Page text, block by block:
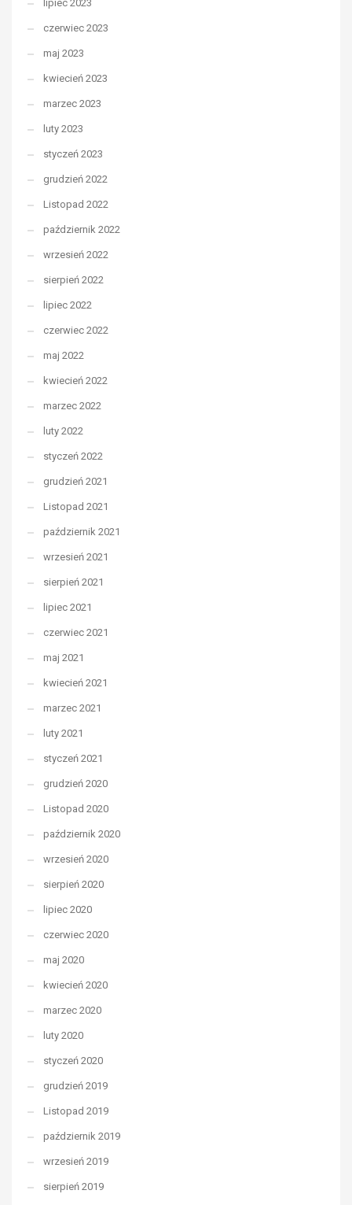
lipiec 2023
czerwiec 2023
maj 2023
kwiecień 2023
marzec 2023
luty 2023
styczeń 2023
grudzień 2022
Listopad 2022
październik 2022
wrzesień 2022
sierpień 2022
lipiec 2022
czerwiec 2022
maj 2022
kwiecień 2022
marzec 2022
luty 2022
styczeń 2022
grudzień 2021
Listopad 2021
październik 2021
wrzesień 2021
sierpień 2021
lipiec 2021
czerwiec 2021
maj 2021
kwiecień 2021
marzec 2021
luty 2021
styczeń 2021
grudzień 2020
Listopad 2020
październik 2020
wrzesień 2020
sierpień 2020
lipiec 2020
czerwiec 2020
maj 2020
kwiecień 2020
marzec 2020
luty 2020
styczeń 2020
grudzień 2019
Listopad 2019
październik 2019
wrzesień 2019
sierpień 2019